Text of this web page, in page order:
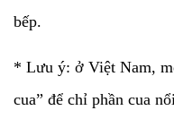
bếp.
* Lưu ý: ở Việt Nam,
cua” để chỉ phần cua